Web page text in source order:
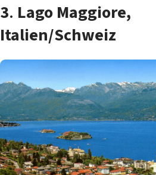
3. Lago Maggiore,
Italien/Schweiz